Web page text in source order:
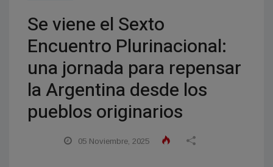
Se viene el Sexto
Encuentro Plurinacional:
una jornada para repensar
la Argentina desde los
pueblos originarios
05 Noviembre, 2025